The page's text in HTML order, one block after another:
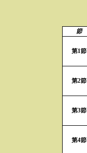
節
第1節
第2節
第3節
第4節